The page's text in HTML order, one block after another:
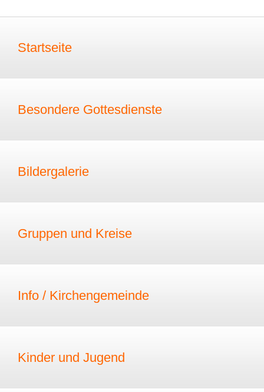
Startseite
Besondere Gottesdienste
Bildergalerie
Gruppen und Kreise
Info / Kirchengemeinde
Kinder und Jugend